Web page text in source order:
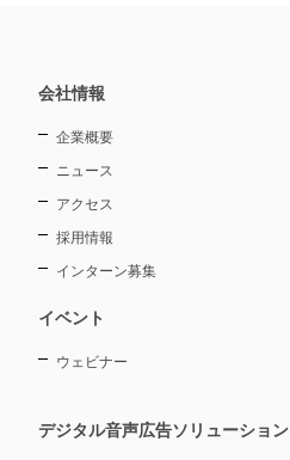
会社情報
企業概要
ニュース
アクセス
採用情報
インターン募集
イベント
ウェビナー
デジタル音声広告ソリューション